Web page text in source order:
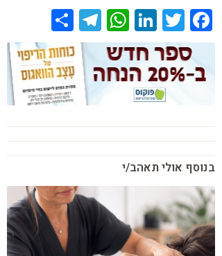
Facebook
Twitter
LinkedIn
WhatsApp
Telegram
בנוסף אולי תאהב/י